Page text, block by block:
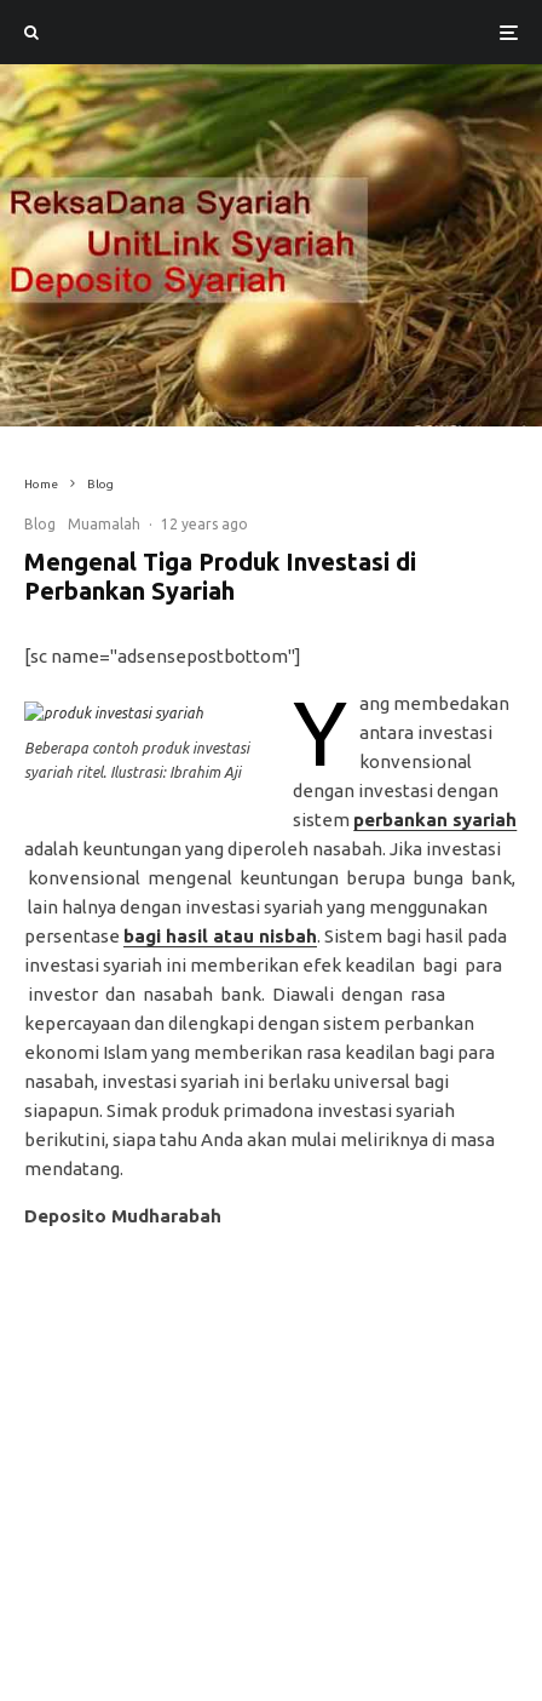
Home Blog
Blog Muamalah · 12 years ago
Mengenal Tiga Produk Investasi di
Perbankan Syariah
[sc name="adsensepostbottom"]
Beberapa contoh produk investasi
syariah ritel. Ilustrasi: Ibrahim Aji
Y
ang membedakan
antara investasi
konvensional
dengan investasi dengan
sistem perbankan syariah
adalah keuntungan yang diperoleh nasabah. Jika investasi
konvensional mengenal keuntungan berupa bunga bank,
lain halnya dengan investasi syariah yang menggunakan
persentase bagi hasil atau nisbah. Sistem bagi hasil pada
investasi syariah ini memberikan efek keadilan bagi para
investor dan nasabah bank. Diawali dengan rasa
kepercayaan dan dilengkapi dengan sistem perbankan
ekonomi Islam yang memberikan rasa keadilan bagi para
nasabah, investasi syariah ini berlaku universal bagi
siapapun. Simak produk primadona investasi syariah
berikutini, siapa tahu Anda akan mulai meliriknya di masa
mendatang.
Deposito Mudharabah